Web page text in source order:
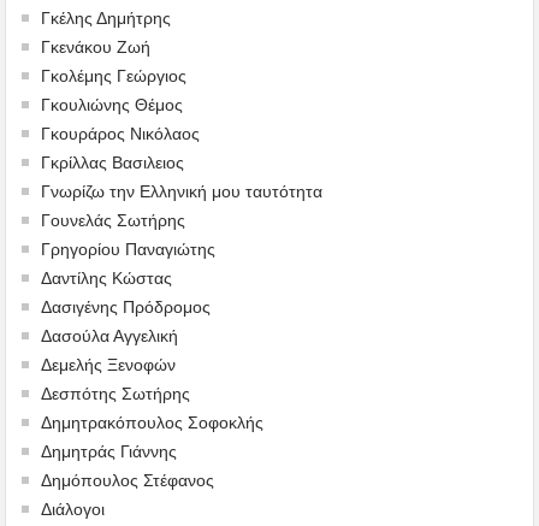
Γκέλης Δημήτρης
Γκενάκου Ζωή
Γκολέμης Γεώργιος
Γκουλιώνης Θέμος
Γκουράρος Νικόλαος
Γκρίλλας Βασιλειος
Γνωρίζω την Ελληνική μου ταυτότητα
Γουνελάς Σωτήρης
Γρηγορίου Παναγιώτης
Δαντίλης Κώστας
Δασιγένης Πρόδρομος
Δασούλα Αγγελική
Δεμελής Ξενοφών
Δεσπότης Σωτήρης
Δημητρακόπουλος Σοφοκλής
Δημητράς Γιάννης
Δημόπουλος Στέφανος
Διάλογοι